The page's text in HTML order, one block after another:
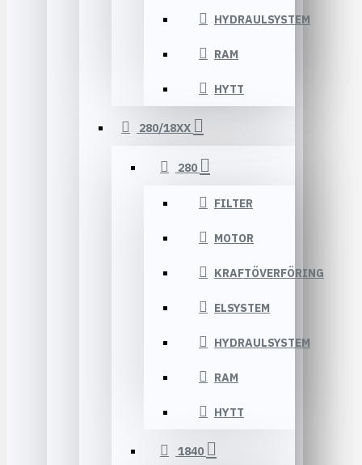
HYDRAULSYSTEM
RAM
HYTT
280/18XX
280
FILTER
MOTOR
KRAFTÖVERFÖRING
ELSYSTEM
HYDRAULSYSTEM
RAM
HYTT
1840